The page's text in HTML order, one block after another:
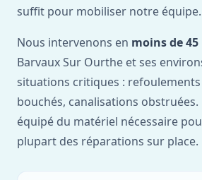
suffit pour mobiliser notre équipe.
Nous intervenons en moins de
Barvaux Sur Ourthe et ses
situations critiques : refoulements
bouchés, canalisations
équipé du matériel nécessaire
plupart des réparations sur place.